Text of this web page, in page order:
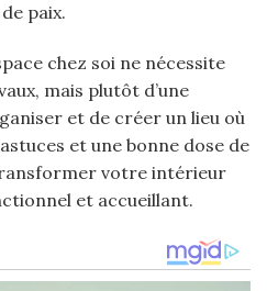
paix.
chez soi ne nécessite
mais plutôt d’une
et de créer un lieu où
et une bonne dose de
votre intérieur
et accueillant.